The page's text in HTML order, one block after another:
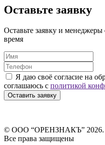
Оставьте заявку
Оставьте заявку и
время
Я даю своё согласие на
соглашаюсь с политикой
Оставить заявку
© ООО “ОРЕНЗНАКЪ” 2026.
Все права защищены